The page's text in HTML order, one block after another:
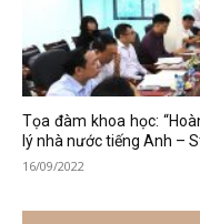
Tọa đàm khoa học:
lý nhà nước tiếng Anh –
16/09/2022